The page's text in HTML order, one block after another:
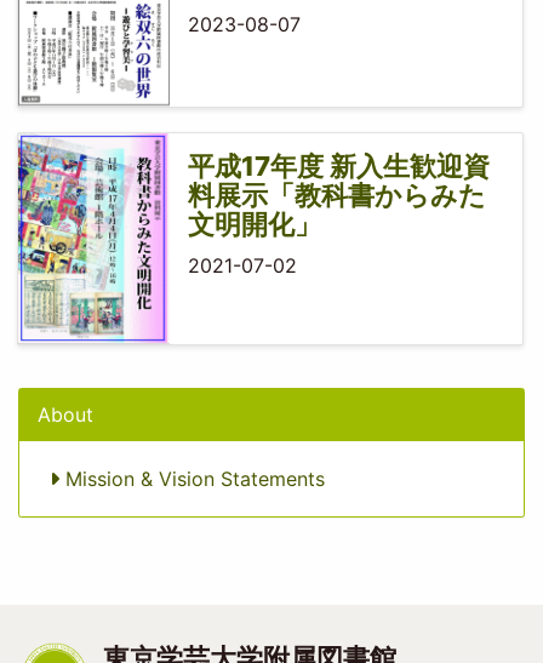
2023-08-07
平成17年度 新入生歓迎資
料展示「教科書からみた
文明開化」
2021-07-02
About
Mission & Vision Statements